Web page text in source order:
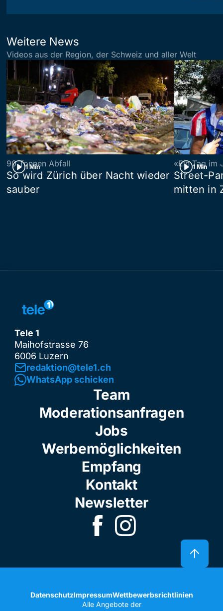
Weitere News
Videos aus der Region, der Schweiz und aller Welt
1 Min
90 Tonnen Abfall
So wird Zürich über Nacht wieder
sauber
1 Min
«Ein Tag im
Street-
mitten in
Tele 1
Maihofstrasse 76
6006 Luzern
redaktion@tele1.ch
WhatsApp schicken
Team
Moderationsanfragen
Jobs
Werbemöglichkeiten
Empfang
Kontakt
Newsletter
DatenschutzImpressumWettbewerbsrichtlinien
Alle Angebote der